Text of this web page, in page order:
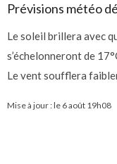
Prévisions météo
Le soleil brillera avec
s’échelonneront de
Le vent soufflera
Mise à jour : le 6 août 19h08